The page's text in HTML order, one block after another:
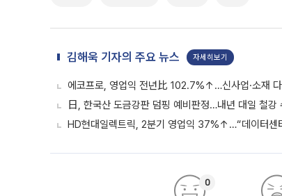
김해욱 기자의 주요 뉴스 자세히보기
에코프로, 영업익 전년比 102.7%↑…신사업·소재
日, 한국산 도금강판 덤핑 예비판정…내년 대일 철강
HD현대일렉트릭, 2분기 영업익 37%↑…“데이터센
0